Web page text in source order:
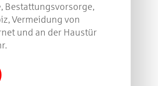
Bestattungsvorsorge,
Vermeidung von
und an der Haustür
Kreissparkasse
Welches Jubiläum